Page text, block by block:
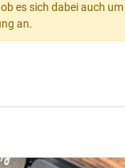
es sich dabei auch
an.